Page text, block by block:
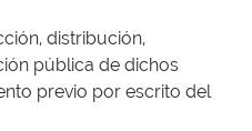
distribución,
pública de dichos
previo por escrito del